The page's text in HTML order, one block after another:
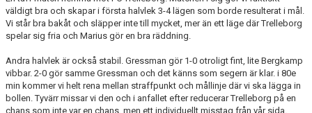
MEDLEMSTIPS
EM / VM TIPS
väldigt bra och skapar i första halvlek 3-4 lägen som borde resulterat i mål.
Vi står bra bakåt och släpper inte till mycket, mer än ett läge där Trelleborg
spelar sig fria och Marius gör en bra räddning.
Andra halvlek är också stabil. Gressman gör 1-0 otroligt fint, lite Bergkamp
vibbar. 2-0 gör samme Gressman och det känns som segern är klar. i 80e
min kommer vi helt rena mellan straffpunkt och mållinje där vi ska lägga in
bollen. Tyvärr missar vi den och i anfallet efter reducerar Trelleborg på en
chans som inte var en chans, men ett individuellt misstag från vår sida.